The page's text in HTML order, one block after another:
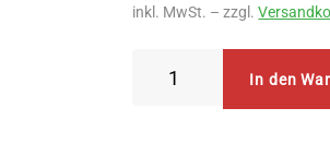
inkl. MwSt. – zzgl.
In den